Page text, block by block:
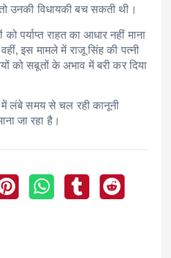
उनकी विधायकी बच सकती थी।
पर्याप्त राहत का आधार नहीं माना
इस मामले में राजू सिंह की पत्नी
को सबूतों के अभाव में बरी कर दिया
में लंबे समय से चल रही कानूनी
जा रहा है।